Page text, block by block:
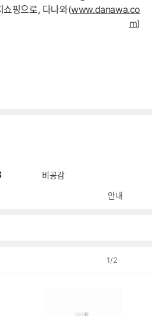
핑으로, 다나와(www.danawa.co
m)
비공감
안내
1/2